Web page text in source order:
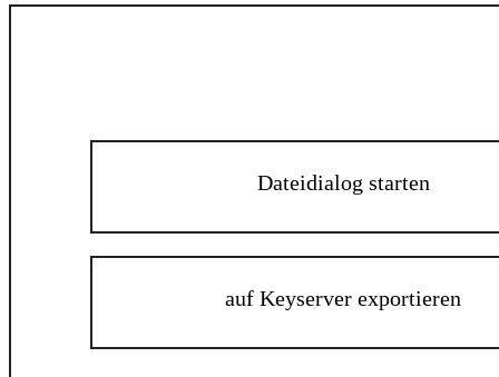
Dateidialog starten
auf Keyserver exportieren